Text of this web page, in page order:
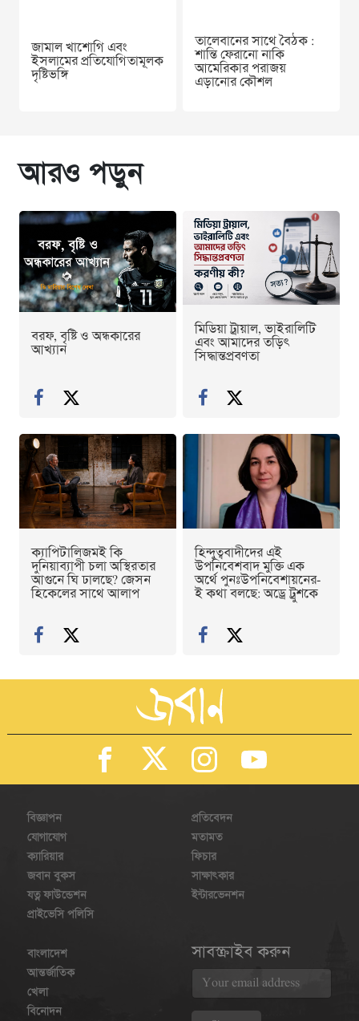
জামাল খাশোগি এবং
ইসলামের প্রতিযোগিতামূলক
দৃষ্টিভঙ্গি
তালেবানের সাথে বৈঠক :
শান্তি ফেরানো নাকি
আমেরিকার পরাজয়
এড়ানোর কৌশল
আরও পড়ুন
বরফ, বৃষ্টি ও অন্ধকারের
আখ্যান
মিডিয়া ট্রায়াল, ভাইরালিটি
এবং আমাদের তড়িৎ
সিদ্ধান্তপ্রবণতা
ক্যাপিটালিজমই কি
দুনিয়াব্যাপী চলা অস্থিরতার
আগুনে ঘি ঢালছে? জেসন
হিকেলের সাথে আলাপ
হিন্দুত্ববাদীদের এই
উপনিবেশবাদ মুক্তি এক
অর্থে পুনঃউপনিবেশায়নের-
ই কথা বলছে: অড্রে ট্রুশকে
বিজ্ঞাপন
যোগাযোগ
ক্যারিয়ার
জবান বুকস
যত্ন ফাউন্ডেশন
প্রাইভেসি পলিসি
প্রতিবেদন
মতামত
ফিচার
সাক্ষাৎকার
ইন্টারভেনশন
বাংলাদেশ
আন্তর্জাতিক
খেলা
বিনোদন
সাবস্ক্রাইব করুন